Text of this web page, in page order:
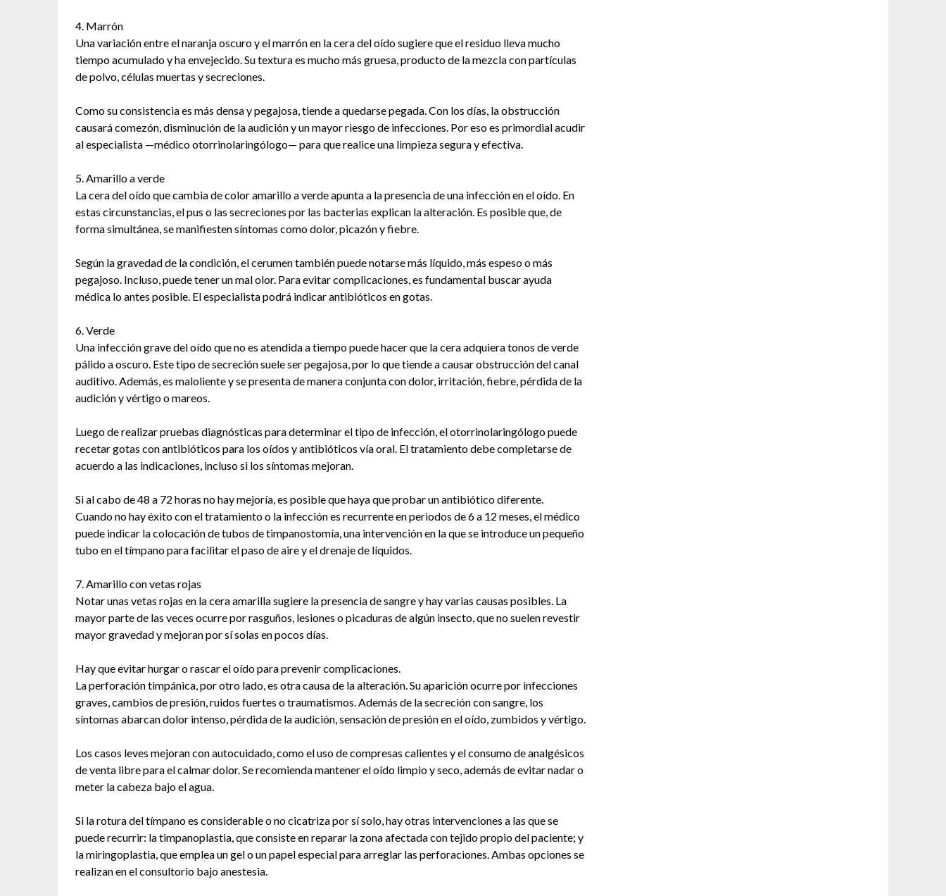
4. Marrón
Una variación entre el naranja oscuro y el marrón en la cera del oído sugiere que el residuo lleva mucho
tiempo acumulado y ha envejecido. Su textura es mucho más gruesa, producto de la mezcla con partículas
de polvo, células muertas y secreciones.
Como su consistencia es más densa y pegajosa, tiende a quedarse pegada. Con los días, la obstrucción
causará comezón, disminución de la audición y un mayor riesgo de infecciones. Por eso es primordial acudir
al especialista —médico otorrinolaringólogo— para que realice una limpieza segura y efectiva.
5. Amarillo a verde
La cera del oído que cambia de color amarillo a verde apunta a la presencia de una infección en el oído. En
estas circunstancias, el pus o las secreciones por las bacterias explican la alteración. Es posible que, de
forma simultánea, se manifiesten síntomas como dolor, picazón y fiebre.
Según la gravedad de la condición, el cerumen también puede notarse más líquido, más espeso o más
pegajoso. Incluso, puede tener un mal olor. Para evitar complicaciones, es fundamental buscar ayuda
médica lo antes posible. El especialista podrá indicar antibióticos en gotas.
6. Verde
Una infección grave del oído que no es atendida a tiempo puede hacer que la cera adquiera tonos de verde
pálido a oscuro. Este tipo de secreción suele ser pegajosa, por lo que tiende a causar obstrucción del canal
auditivo. Además, es maloliente y se presenta de manera conjunta con dolor, irritación, fiebre, pérdida de la
audición y vértigo o mareos.
Luego de realizar pruebas diagnósticas para determinar el tipo de infección, el otorrinolaringólogo puede
recetar gotas con antibióticos para los oídos y antibióticos vía oral. El tratamiento debe completarse de
acuerdo a las indicaciones, incluso si los síntomas mejoran.
Si al cabo de 48 a 72 horas no hay mejoría, es posible que haya que probar un antibiótico diferente.
Cuando no hay éxito con el tratamiento o la infección es recurrente en periodos de 6 a 12 meses, el médico
puede indicar la colocación de tubos de timpanostomía, una intervención en la que se introduce un pequeño
tubo en el tímpano para facilitar el paso de aire y el drenaje de líquidos.
7. Amarillo con vetas rojas
Notar unas vetas rojas en la cera amarilla sugiere la presencia de sangre y hay varias causas posibles. La
mayor parte de las veces ocurre por rasguños, lesiones o picaduras de algún insecto, que no suelen revestir
mayor gravedad y mejoran por sí solas en pocos días.
Hay que evitar hurgar o rascar el oído para prevenir complicaciones.
La perforación timpánica, por otro lado, es otra causa de la alteración. Su aparición ocurre por infecciones
graves, cambios de presión, ruidos fuertes o traumatismos. Además de la secreción con sangre, los
síntomas abarcan dolor intenso, pérdida de la audición, sensación de presión en el oído, zumbidos y vértigo.
Los casos leves mejoran con autocuidado, como el uso de compresas calientes y el consumo de analgésicos
de venta libre para el calmar dolor. Se recomienda mantener el oído limpio y seco, además de evitar nadar o
meter la cabeza bajo el agua.
Si la rotura del tímpano es considerable o no cicatriza por sí solo, hay otras intervenciones a las que se
puede recurrir: la timpanoplastia, que consiste en reparar la zona afectada con tejido propio del paciente; y
la miringoplastia, que emplea un gel o un papel especial para arreglar las perforaciones. Ambas opciones se
realizan en el consultorio bajo anestesia.